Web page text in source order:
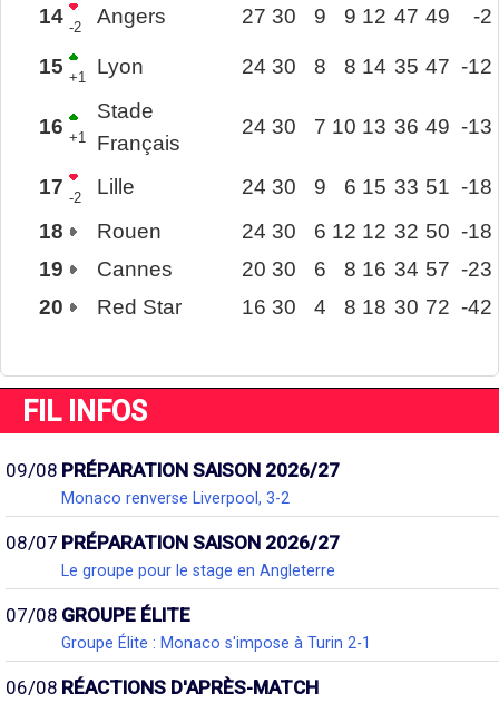
14 -2 Angers 27 30 9 9 12 47 49 -2
15 +1 Lyon 24 30 8 8 14 35 47 -12
16 +1
Stade
Français
24 30 7 10 13 36 49 -13
17 -2 Lille 24 30 9 6 15 33 51 -18
18
Rouen 24 30 6 12 12 32 50 -18
19
Cannes 20 30 6 8 16 34 57 -23
20
Red Star 16 30 4 8 18 30 72 -42
FIL INFOS
09/08 PRÉPARATION SAISON 2026/27
Monaco renverse Liverpool, 3-2
08/07 PRÉPARATION SAISON 2026/27
Le groupe pour le stage en Angleterre
07/08 GROUPE ÉLITE
Groupe Élite : Monaco s'impose à Turin 2-1
06/08 RÉACTIONS D'APRÈS-MATCH